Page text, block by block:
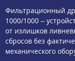
Фильтрационный
1000/1000 –
от излишков
сбросов без
механического